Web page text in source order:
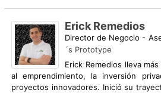
Erick Remedios
Director de Negocio -
´s Prototype
Erick Remedios lleva
al emprendimiento, la inversión
proyectos innovadores. Inició su